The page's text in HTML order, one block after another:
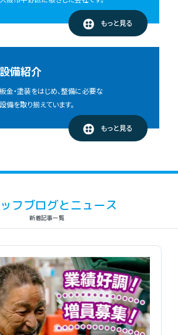
もっと見る
設備紹介
板金・塗装をはじめ、整備に必要な
設備を取り揃えています。
もっと見る
フブログとニュース
新着記事一覧